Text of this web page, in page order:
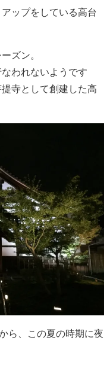
ップをしている高台
ズン。
われないようです
寺として創建した高
ら、この夏の時期に夜